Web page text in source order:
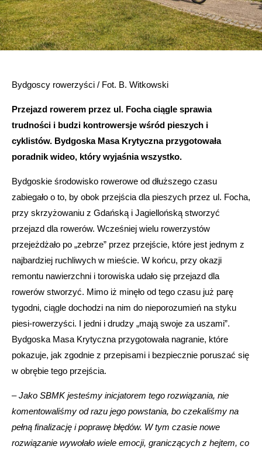
Bydgoscy rowerzyści / Fot. B. Witkowski
Przejazd rowerem przez ul. Focha ciągle sprawia
trudności i budzi kontrowersje wśród pieszych i
cyklistów. Bydgoska Masa Krytyczna przygotowała
poradnik wideo, który wyjaśnia wszystko.
Bydgoskie środowisko rowerowe od dłuższego czasu
zabiegało o to, by obok przejścia dla pieszych przez ul. Focha,
przy skrzyżowaniu z Gdańską i Jagiellońską stworzyć
przejazd dla rowerów. Wcześniej wielu rowerzystów
przejeżdżało po „zebrze” przez przejście, które jest jednym z
najbardziej ruchliwych w mieście. W końcu, przy okazji
remontu nawierzchni i torowiska udało się przejazd dla
rowerów stworzyć. Mimo iż minęło od tego czasu już parę
tygodni, ciągle dochodzi na nim do nieporozumień na styku
piesi-rowerzyści. I jedni i drudzy „mają swoje za uszami”.
Bydgoska Masa Krytyczna przygotowała nagranie, które
pokazuje, jak zgodnie z przepisami i bezpiecznie poruszać się
w obrębie tego przejścia.
–Jako SBMK jesteśmy inicjatorem tego rozwiązania, nie
komentowaliśmy od razu jego powstania, bo czekaliśmy na
pełną finalizację i poprawę błędów. W tym czasie nowe
rozwiązanie wywołało wiele emocji, graniczących z hejtem, co